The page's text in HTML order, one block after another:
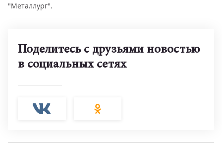
"Металлург".
Поделитесь с друзьями новостью
в социальных сетях